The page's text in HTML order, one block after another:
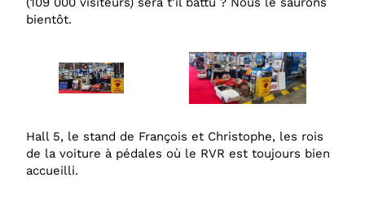
bientôt.
Hall 5, le stand de François et Christophe, les rois
de la voiture à pédales où le RVR est toujours bien
accueilli.